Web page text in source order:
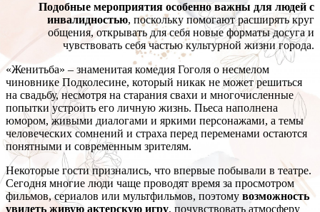
Подобные мероприятия особенно важны для людей с
инвалидностью, поскольку помогают расширять круг
общения, открывать для себя новые форматы досуга и
чувствовать себя частью культурной жизни города.
«Женитьба» – знаменитая комедия Гоголя о несмелом
чиновнике Подколесине, который никак не может решиться
на свадьбу, несмотря на старания свахи и многочисленные
попытки устроить его личную жизнь. Пьеса наполнена
юмором, живыми диалогами и яркими персонажами, а темы
человеческих сомнений и страха перед переменами остаются
понятными и современным зрителям.
Некоторые гости признались, что впервые побывали в театре.
Сегодня многие люди чаще проводят время за просмотром
фильмов, сериалов или мультфильмов, поэтому возможность
увидеть живую актерскую игру, почувствовать атмосферу